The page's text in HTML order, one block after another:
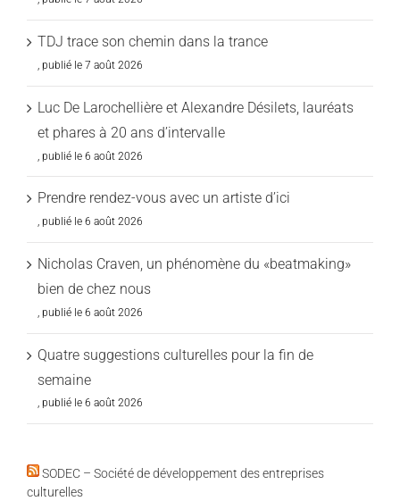
TDJ trace son chemin dans la trance
7 août 2026
Luc De Larochellière et Alexandre Désilets, lauréats
et phares à 20 ans d’intervalle
6 août 2026
Prendre rendez-vous avec un artiste d’ici
6 août 2026
Nicholas Craven, un phénomène du «beatmaking»
bien de chez nous
6 août 2026
Quatre suggestions culturelles pour la fin de
semaine
6 août 2026
SODEC – Société de développement des entreprises
culturelles